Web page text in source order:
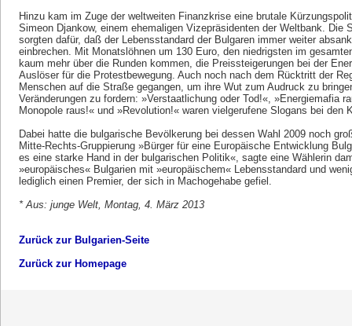
Hinzu kam im Zuge der weltweiten Finanzkrise eine brutale
Simeon Djankow, einem ehemaligen Vizepräsidenten der Weltbank. Die
sorgten dafür, daß der Lebensstandard der Bulgaren immer weiter
einbrechen. Mit Monatslöhnen um 130 Euro, den niedrigsten im
kaum mehr über die Runden kommen, die Preissteigerungen bei der
Auslöser für die Protestbewegung. Auch noch nach dem Rücktritt der
Menschen auf die Straße gegangen, um ihre Wut zum Audruck zu
Veränderungen zu fordern: »Verstaatlichung oder Tod!«, »Energiemafia
Monopole raus!« und »Revolution!« waren vielgerufene Slogans bei den
Dabei hatte die bulgarische Bevölkerung bei dessen Wahl 2009 noch
Mitte-Rechts-Gruppierung »Bürger für eine Europäische Entwicklung
es eine starke Hand in der bulgarischen Politik«, sagte eine Wählerin
»europäisches« Bulgarien mit »europäischem« Lebensstandard und
lediglich einen Premier, der sich in Machogehabe gefiel.
* Aus: junge Welt, Montag, 4. März 2013
Zurück zur Bulgarien-Seite
Zurück zur Homepage